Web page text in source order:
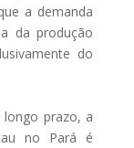
a demanda
da produção
do
prazo, a
no Pará é